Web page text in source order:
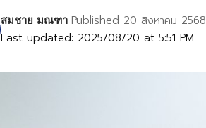
Last updated: 2025/08/20 at 5:51 PM
สมชาย มณฑา Published 20 สิงหาคม 2568